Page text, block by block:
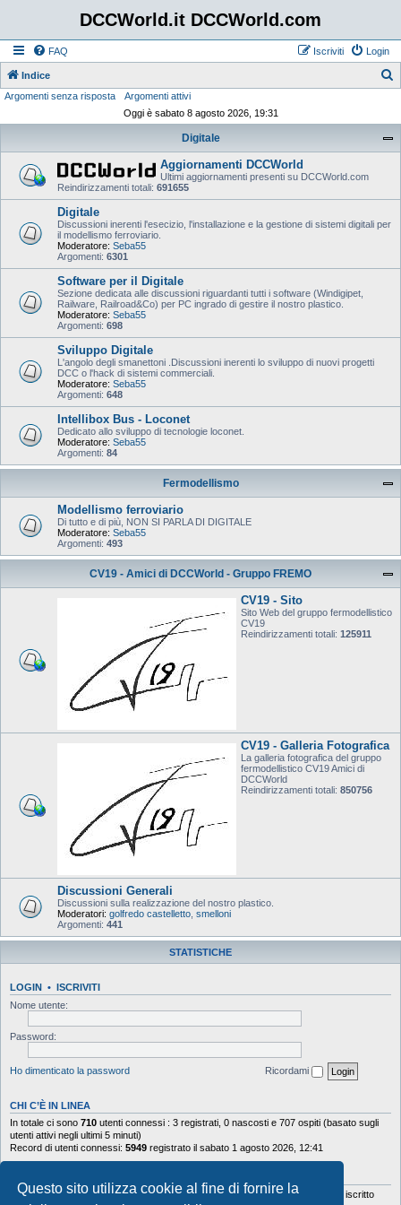
Questo sito utilizza cookie al fine di fornire la
DCCWorld.it DCCWorld.com
FAQ Login
Iscriviti
Indice
Argomenti senza risposta
Argomenti attivi
Oggi è sabato 8 agosto 2026, 19:31
Digitale
Aggiornamenti DCCWorld
Ultimi aggiornamenti presenti su DCCWorld.com
Reindirizzamenti totali: 691655
Digitale
Discussioni inerenti l'esecizio, l'installazione e la gestione di sistemi digitali per
il modellismo ferroviario.
Moderatore: Seba55
Argomenti: 6301
Software per il Digitale
Sezione dedicata alle discussioni riguardanti tutti i software (Windigipet,
Railware, Railroad&Co) per PC ingrado di gestire il nostro plastico.
Moderatore: Seba55
Argomenti: 698
Sviluppo Digitale
L'angolo degli smanettoni .Discussioni inerenti lo sviluppo di nuovi progetti
DCC o l'hack di sistemi commerciali.
Moderatore: Seba55
Argomenti: 648
Intellibox Bus - Loconet
Dedicato allo sviluppo di tecnologie loconet.
Moderatore: Seba55
Argomenti: 84
Fermodellismo
Modellismo ferroviario
Di tutto e di più, NON SI PARLA DI DIGITALE
Moderatore: Seba55
Argomenti: 493
CV19 - Amici di DCCWorld - Gruppo FREMO
CV19 - Sito
Sito Web del gruppo fermodellistico
CV19
Reindirizzamenti totali: 125911
CV19 - Galleria Fotografica
La galleria fotografica del gruppo
fermodellistico CV19 Amici di
DCCWorld
Reindirizzamenti totali: 850756
Discussioni Generali
Discussioni sulla realizzazione del nostro plastico.
Moderatori: golfredo castelletto smelloni
Argomenti: 441
STATISTICHE
LOGIN • ISCRIVITI
Nome utente:
Password:
Ho dimenticato la password Ricordami
CHI C’È IN LINEA
In totale ci sono 710 utenti connessi : 3 registrati, 0 nascosti e 707 ospiti (basato sugli
utenti attivi negli ultimi 5 minuti)
Record di utenti connessi: 5949 registrato il sabato 1 agosto 2026, 12:41
Totale messaggi103644• Totale argomenti 9878• Totale iscritti 5630
• Ultimo iscritto